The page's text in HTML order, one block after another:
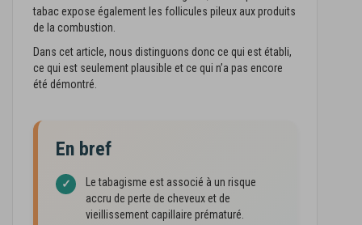
tabac expose également les follicules pileux aux produits
de la combustion.
Dans cet article, nous distinguons donc ce qui est établi,
ce qui est seulement plausible et ce qui n’a pas encore
été démontré.
En bref
✓
Le tabagisme est associé à un risque
accru de perte de cheveux et de
vieillissement capillaire prématuré.